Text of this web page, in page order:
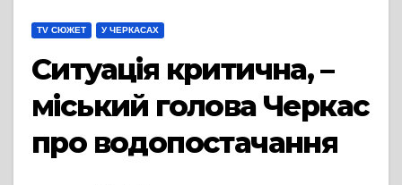
TV СЮЖЕТ У ЧЕРКАСАХ
Ситуація критична, –
міський голова Черкас
про водопостачання